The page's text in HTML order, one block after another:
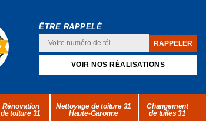
ÊTRE RAPPELÉ
VOIR NOS RÉALISATIONS
Rénovation
de toiture 31
Nettoyage de toiture 31
Haute-Garonne
Changement
de tuiles 31